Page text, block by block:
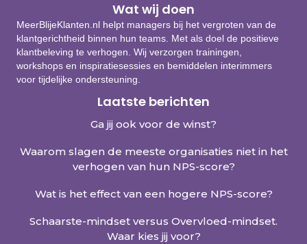
Wat wij doen
MeerBlijeKlanten.nl helpt managers bij het vergroten van de
klantgerichtheid binnen hun teams. Met als doel de positieve
klantbeleving te verhogen. Wij verzorgen trainingen,
workshops en inspiratiesessies en bemiddelen interimmers
voor tijdelijke ondersteuning.
Laatste berichten
Ga jij ook voor de winst?
Waarom slagen de meeste organisaties niet in het
verhogen van hun NPS-score?
Wat is het effect van een hogere NPS-score?
Schaarste-mindset versus Overvloed-mindset.
Waar kies jij voor?